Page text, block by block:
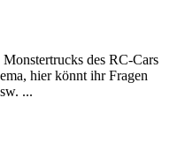
des RC-Cars
hier könnt ihr Fragen
...